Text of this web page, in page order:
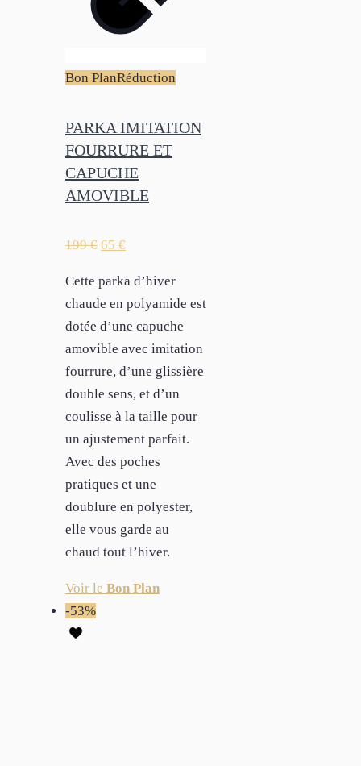
Bon PlanRéduction
PARKA IMITATION
FOURRURE ET
CAPUCHE
AMOVIBLE
199€ 65 €
Cette parka d’hiver
chaude en polyamide est
dotée d’une capuche
amovible avec imitation
fourrure, d’une glissière
double sens, et d’un
coulisse à la taille pour
un ajustement parfait.
Avec des poches
pratiques et une
doublure en polyester,
elle vous garde au
chaud tout l’hiver.
Voir le Bon Plan
-53%